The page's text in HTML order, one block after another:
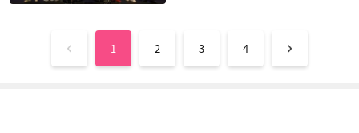
1 2 3 4